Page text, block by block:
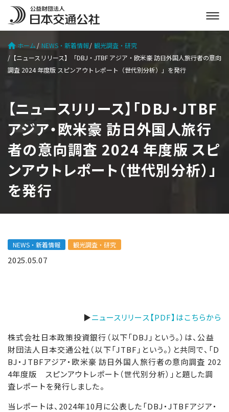
メ
ニ
ー
を
ホーム NEWS・新着情報
観光調査・研究
【ニュースリリース】「DBJ・JTBF アジア・欧米豪 訪日外国人旅行者の意向
調査 2024 年度版 スピンアウトレポート（世代別分析）」を発行
【ニュースリリース】「DBJ・JTBF
アジア・欧米豪 訪日外国人旅行
者の意向調査 2024 年度版 スピ
ンアウトレポート（世代別分析）」
を発行
NEWS・新着情報 観光調査・研究
2025.05.07
▶ニュースリリース【PDF】はこちらから
株式会社日本政策投資銀行（以下「DBJ」という。）は、公益
財団法人日本交通公社（以下「JTBF」という。）と共同で、「D
BJ・JTBFアジア・欧米豪 訪日外国人旅行者の意向調査 202
4年度版 スピンアウトレポート（世代別分析）」と題した調
査レポートを発行しました。
当レポートは、2024年10月に公表した「DBJ・JTBFアジア・